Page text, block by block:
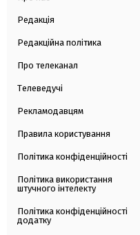
Редакція
Редакційна політика
Про телеканал
Телеведучі
Рекламодавцям
Правила користування
Політика конфіденційності
Політика використання
штучного інтелекту
Політика конфіденційності
додатку